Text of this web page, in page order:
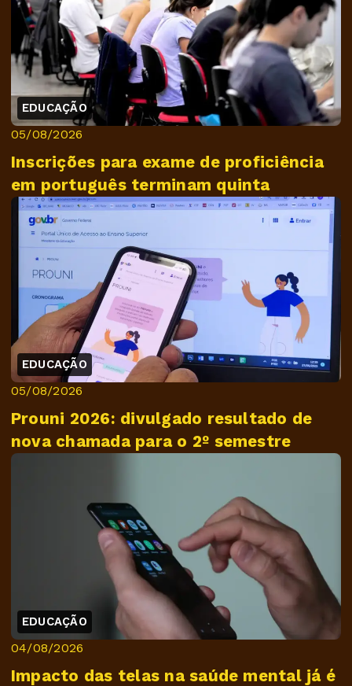
EDUCAÇÃO
05/08/2026
Inscrições para exame de proficiência
em português terminam quinta
EDUCAÇÃO
05/08/2026
Prouni 2026: divulgado resultado de
nova chamada para o 2º semestre
EDUCAÇÃO
04/08/2026
Impacto das telas na saúde mental já é